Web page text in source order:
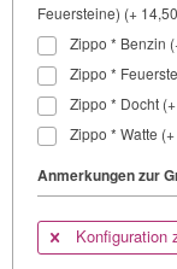
Feuersteine) (+
Zippo * Benzin
Zippo *
Zippo * Docht
Zippo * Watte
Anmerkungen zur
Konfiguration